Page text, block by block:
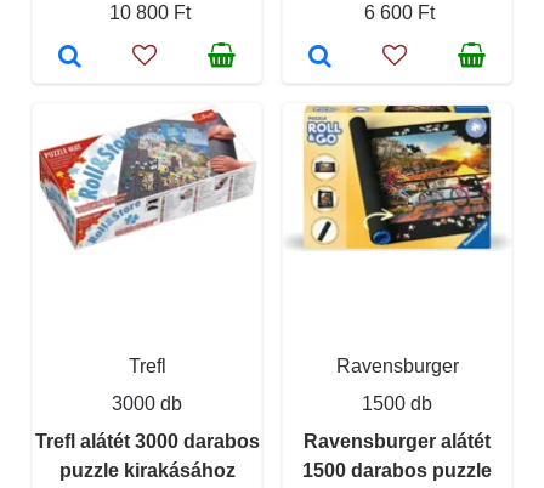
10 800 Ft
6 600 Ft
Trefl
3000 db
Trefl alátét 3000 darabos
puzzle kirakásához
Ravensburger
1500 db
Ravensburger alátét
1500 darabos puzzle